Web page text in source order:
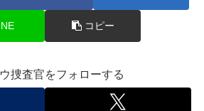
コピー
捜査官をフォローする